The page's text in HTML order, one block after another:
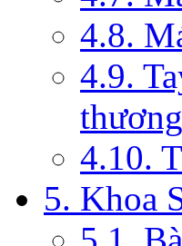
4.8.
4.9.
4.10.
5. Khoa